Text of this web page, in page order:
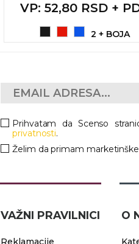
VP: 52,80 RSD +
2 + BOJA
Prihvatam da Scenso
privatnosti.
Želim da primam
VAŽNI PRAVILNICI
Reklamacije
O